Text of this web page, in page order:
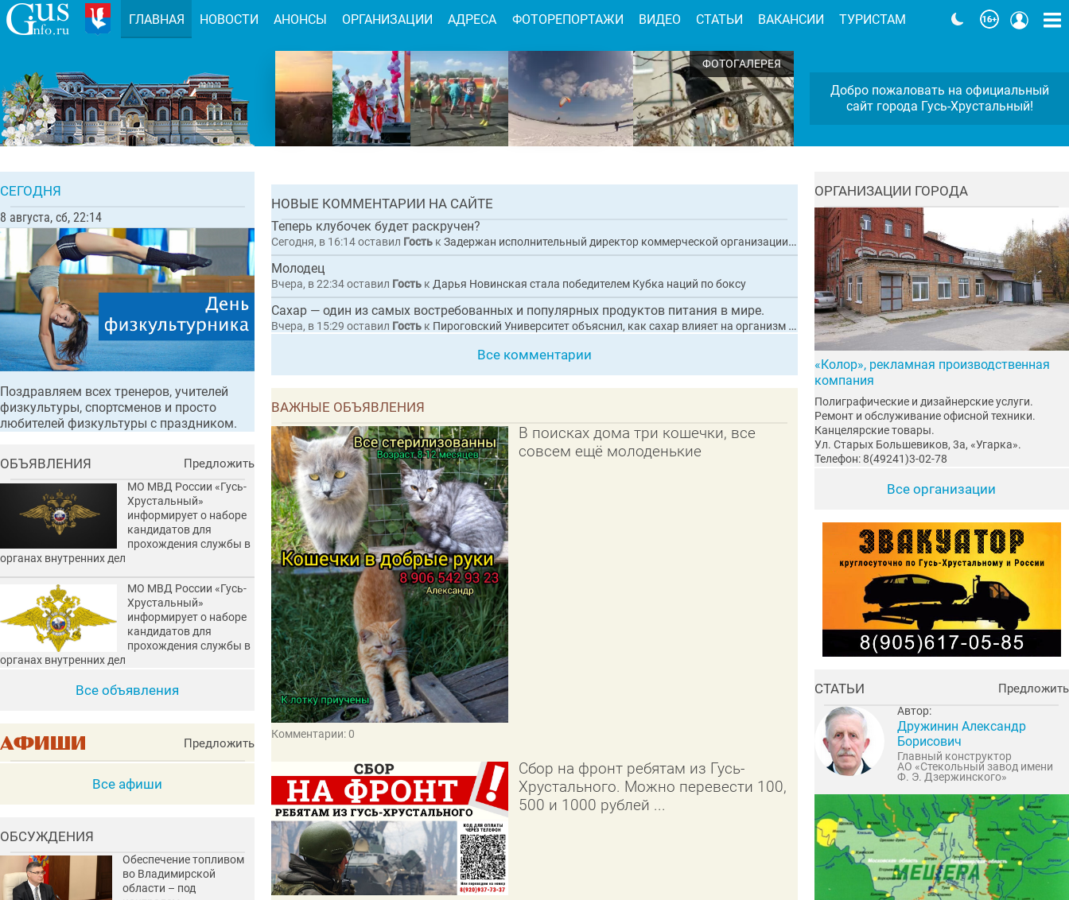
ГЛАВНАЯНОВОСТЬ
Задержан исполнительный директор коммерческой
организации по обвинению в покушении на
мошенничество при выполнении работ по
НОВЫЕ КОММЕНТАРИИ НА САЙТЕ
Теперь клубочек будет раскручен?
Сегодня, в 16:14оставил Гость кЗадержан исполнительный директор коммерческой организации по обвинению в покушении на мошенничество при выполнении работ по благоустройству набережной в Гусь-Хрустальном
Молодец
Вчера, в 22:34оставил Гость к Дарья Новинская стала победителем Кубка наций по боксу
Сахар — один из самых востребованных и популярных продуктов питания в мире.
Вчера, в 15:29 оставил Гость к Пироговский Университет объяснил, как сахар влияет на организм и приводит к диабету
Все комментарии
ВАЖНЫЕ ОБЪЯВЛЕНИЯ
В поисках дома три кошечки, все
совсем ещё молоденькие
Комментарии: 0
Сбор на фронт ребятам из Гусь-
Хрустального. Можно перевести 100,
500 и 1000 рублей ...
СЕГОДНЯ
8 августа, сб, 22:14
Поздравляем всех тренеров, учителей
физкультуры, спортсменов и просто
любителей физкультуры с праздником.
ОБЪЯВЛЕНИЯ Предложить
МО МВД России «Гусь-
Хрустальный»
информирует о наборе
кандидатов для
прохождения службы в
органах внутренних дел
МО МВД России «Гусь-
Хрустальный»
информирует о наборе
кандидатов для
прохождения службы в
органах внутренних дел
Все объявления
Предложить
Все афиши
ОБСУЖДЕНИЯ
Обеспечение топливом
во Владимирской
области – под
ОРГАНИЗАЦИИ ГОРОДА
«Колор», рекламная производственная
компания
Полиграфические и дизайнерские услуги.
Ремонт и обслуживание офисной техники.
Канцелярские товары.
Ул. Старых Большевиков, 3а, «Угарка».
Телефон: 8(49241)3-02-78
Все организации
СТАТЬИ Предложить
Автор:
Дружинин Александр
Борисович
Главный конструктор
АО «Стекольный завод имени
Ф. Э. Дзержинского»
ГЛАВНАЯ НОВОСТИ АНОНСЫ ОРГАНИЗАЦИИ АДРЕСА ФОТОРЕПОРТАЖИ ВИДЕО СТАТЬИ ВАКАНСИИ ТУРИСТАМ
Добро пожаловать на официальный
сайт города Гусь-Хрустальный!
ФОТОГАЛЕРЕЯ